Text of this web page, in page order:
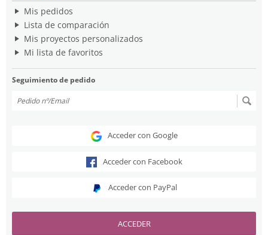
Mis pedidos
Lista de comparación
Mis proyectos personalizados
Mi lista de favoritos
Seguimiento de pedido
Acceder con Google
Acceder con Facebook
Acceder con PayPal
ACCEDER